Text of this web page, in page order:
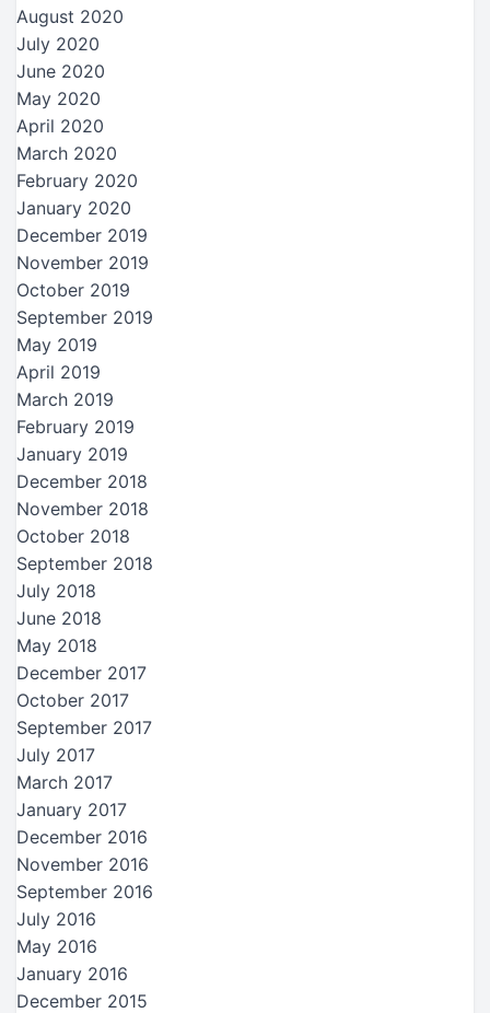
August 2020
July 2020
June 2020
May 2020
April 2020
March 2020
February 2020
January 2020
December 2019
November 2019
October 2019
September 2019
May 2019
April 2019
March 2019
February 2019
January 2019
December 2018
November 2018
October 2018
September 2018
July 2018
June 2018
May 2018
December 2017
October 2017
September 2017
July 2017
March 2017
January 2017
December 2016
November 2016
September 2016
July 2016
May 2016
January 2016
December 2015